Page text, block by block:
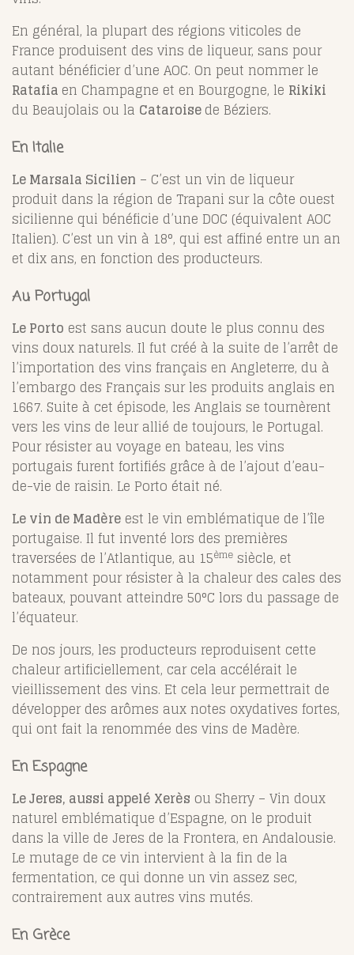
En général, la plupart des régions viticoles de
France produisent des vins de liqueur, sans pour
autant bénéficier d’une AOC. On peut nommer le
Ratafia en Champagne et en Bourgogne, le Rikiki
du Beaujolais ou la Cataroisede Béziers.
En Italie
Le Marsala Sicilien – C’est un vin de liqueur
produit dans la région de Trapani sur la côte ouest
sicilienne qui bénéficie d’une DOC (équivalent AOC
Italien). C’est un vin à 18°, qui est affiné entre un an
et dix ans, en fonction des producteurs.
Au Portugal
Le Porto est sans aucun doute le plus connu des
vins doux naturels. Il fut créé à la suite de l’arrêt de
l’importation des vins français en Angleterre, du à
l’embargo des Français sur les produits anglais en
1667. Suite à cet épisode, les Anglais se tournèrent
vers les vins de leur allié de toujours, le Portugal.
Pour résister au voyage en bateau, les vins
portugais furent fortifiés grâce à de l’ajout d’eau-
de-vie de raisin. Le Porto était né.
Le vin de Madère est le vin emblématique de l’île
portugaise. Il fut inventé lors des premières
traversées de l’Atlantique, au 15ème siècle, et
notamment pour résister à la chaleur des cales des
bateaux, pouvant atteindre 50°C lors du passage de
l’équateur.
De nos jours, les producteurs reproduisent cette
chaleur artificiellement, car cela accélérait le
vieillissement des vins. Et cela leur permettrait de
développer des arômes aux notes oxydatives fortes,
qui ont fait la renommée des vins de Madère.
En Espagne
Le Jeres, aussi appelé Xerès ou Sherry – Vin doux
naturel emblématique d’Espagne, on le produit
dans la ville de Jeres de la Frontera, en Andalousie.
Le mutage de ce vin intervient à la fin de la
fermentation, ce qui donne un vin assez sec,
contrairement aux autres vins mutés.
En Grèce